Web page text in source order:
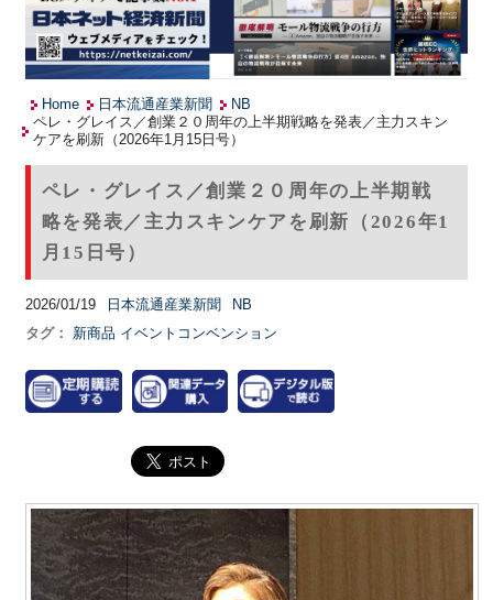
Home 日本流通産業新聞
NB
ペレ・グレイス／創業２０周年の上半期戦略を発表／主力スキン
ケアを刷新（2026年1月15日号）
ペレ・グレイス／創業２０周年の上半期戦
略を発表／主力スキンケアを刷新（2026年1
月15日号）
2026/01/19 日本流通産業新聞
NB
タグ：
新商品 イベントコンベンション